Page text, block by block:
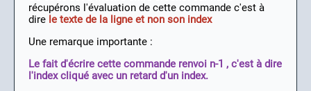
récupérons l'évaluation de cette commande c'est à
dire le texte de la ligne et non son index
Une remarque importante :
Le fait d'écrire cette commande renvoi n-1 , c'est à dire
l'index cliqué avec un retard d'un index.